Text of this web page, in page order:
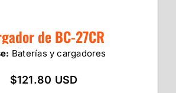
de BC-27CR
Baterías y cargadores
$121.80 USD